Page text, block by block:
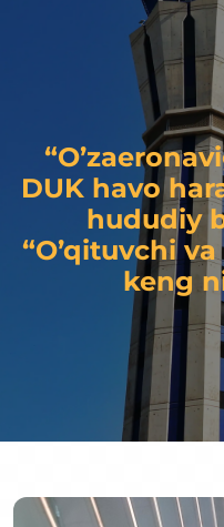
DUK havo
hududiy
“O’qituvchi
keng